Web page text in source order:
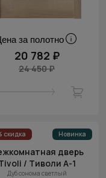
за полотно
20 782 ₽
24 450 ₽
скидка Новинка
дверь
/ Тиволи А-1
Дуб сонома светлый